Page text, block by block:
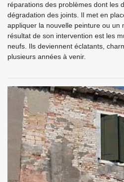
réparations des problèmes dont les
dégradation des joints. Il met en
appliquer la nouvelle peinture ou un
résultat de son intervention est les
neufs. Ils deviennent éclatants,
plusieurs années à venir.